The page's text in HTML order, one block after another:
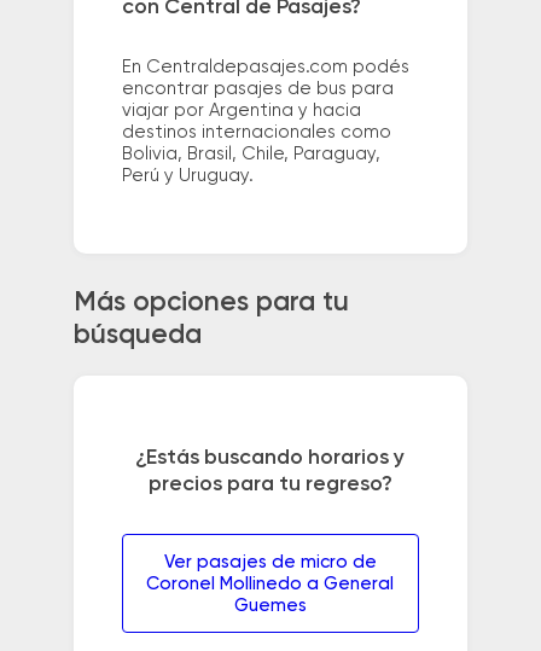
con Central de Pasajes?
En Centraldepasajes.com podés
encontrar pasajes de bus para
viajar por Argentina y hacia
destinos internacionales como
Bolivia, Brasil, Chile, Paraguay,
Perú y Uruguay.
Más opciones para tu
búsqueda
¿Estás buscando horarios y
precios para tu regreso?
Ver pasajes de micro de
Coronel Mollinedo a General
Guemes